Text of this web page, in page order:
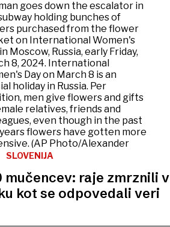
SLOVENIJA
mučencev: raje zmrznili v
kot se odpovedali veri